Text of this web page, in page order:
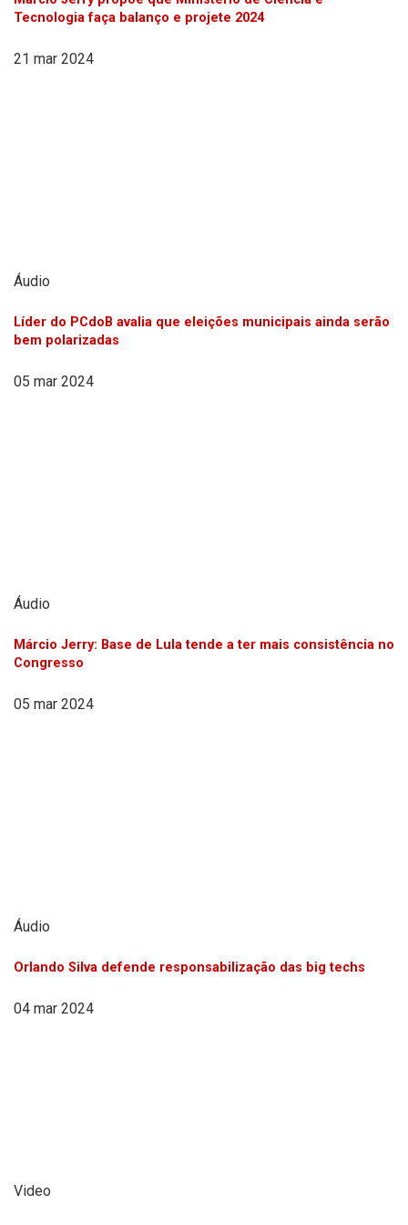
Tecnologia faça balanço e projete 2024
21 mar 2024
Áudio
Líder do PCdoB avalia que eleições municipais ainda serão
bem polarizadas
05 mar 2024
Áudio
Márcio Jerry: Base de Lula tende a ter mais consistência no
Congresso
05 mar 2024
Áudio
Orlando Silva defende responsabilização das big techs
04 mar 2024
Video